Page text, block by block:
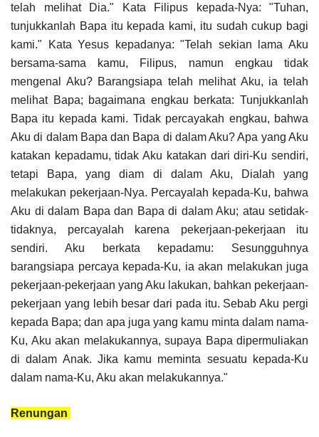
telah melihat Dia." Kata Filipus kepada-Nya: "Tuhan,
tunjukkanlah Bapa itu kepada kami, itu sudah cukup bagi
kami." Kata Yesus kepadanya: "Telah sekian lama Aku
bersama-sama kamu, Filipus, namun engkau tidak
mengenal Aku? Barangsiapa telah melihat Aku, ia telah
melihat Bapa; bagaimana engkau berkata: Tunjukkanlah
Bapa itu kepada kami. Tidak percayakah engkau, bahwa
Aku di dalam Bapa dan Bapa di dalam Aku? Apa yang Aku
katakan kepadamu, tidak Aku katakan dari diri-Ku sendiri,
tetapi Bapa, yang diam di dalam Aku, Dialah yang
melakukan pekerjaan-Nya. Percayalah kepada-Ku, bahwa
Aku di dalam Bapa dan Bapa di dalam Aku; atau setidak-
tidaknya, percayalah karena pekerjaan-pekerjaan itu
sendiri. Aku berkata kepadamu: Sesungguhnya
barangsiapa percaya kepada-Ku, ia akan melakukan juga
pekerjaan-pekerjaan yang Aku lakukan, bahkan pekerjaan-
pekerjaan yang lebih besar dari pada itu. Sebab Aku pergi
kepada Bapa; dan apa juga yang kamu minta dalam nama-
Ku, Aku akan melakukannya, supaya Bapa dipermuliakan
di dalam Anak. Jika kamu meminta sesuatu kepada-Ku
dalam nama-Ku, Aku akan melakukannya."
Renungan